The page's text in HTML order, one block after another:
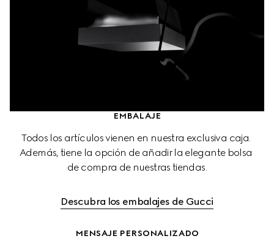
EMBALAJE
Todos los artículos vienen en nuestra exclusiva caja.
Además, tiene la opción de añadir la elegante bolsa
de compra de nuestras tiendas.
Descubra los embalajes de Gucci
MENSAJE PERSONALIZADO